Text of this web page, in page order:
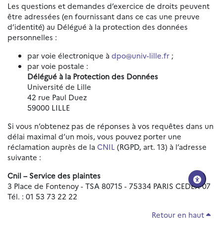
Les questions et demandes d’exercice de droits peuvent
être adressées (en fournissant dans ce cas une preuve
d’identité) au Délégué à la protection des données
personnelles :
par voie électronique à dpo@univ-lille.fr ;
par voie postale :
Délégué à la Protection des Données
Université de Lille
42 rue Paul Duez
59000 LILLE
Si vous n’obtenez pas de réponses à vos requêtes dans un
délai maximal d’un mois, vous pouvez porter une
réclamation auprès de la CNIL (RGPD, art. 13) à l’adresse
suivante :
Cnil – Service des plaintes
3 Place de Fontenoy - TSA 80715 - 75334 PARIS CEDEX 07
Tél. : 01 53 73 22 22
Retour en haut